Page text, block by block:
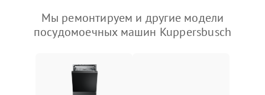
Мы ремонтируем и другие модели
посудомоечных машин Kuppersbusch